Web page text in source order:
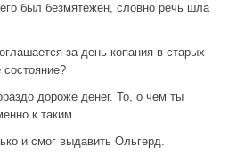
был безмятежен, словно речь шла
за день копания в старых
дороже денег. То, о чем ты
к таким...
и смог выдавить Ольгерд.